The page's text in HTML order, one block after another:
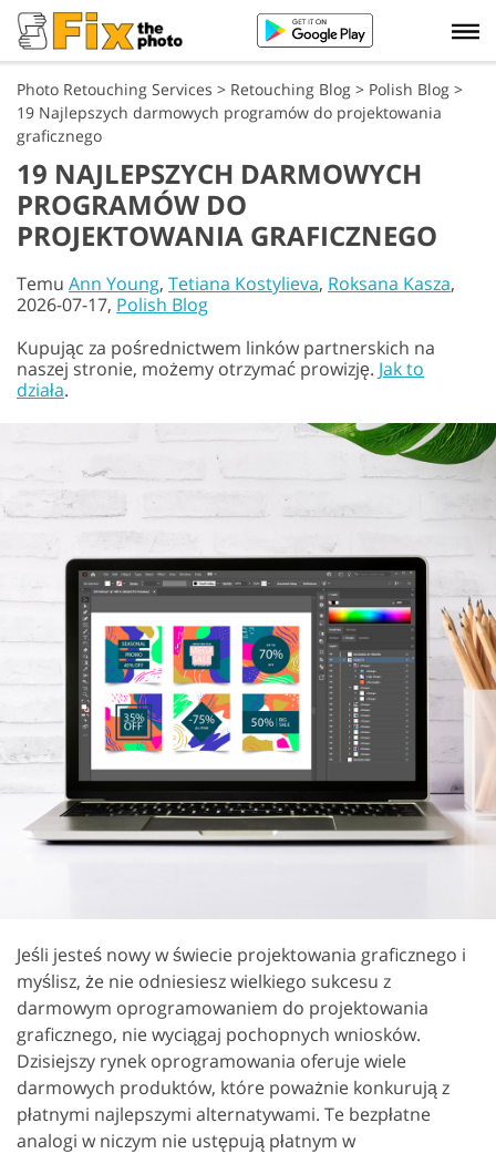
Photo Retouching Services > Retouching Blog > Polish Blog >
19 Najlepszych darmowych programów do projektowania
graficznego
19 NAJLEPSZYCH DARMOWYCH
PROGRAMÓW DO
PROJEKTOWANIA GRAFICZNEGO
Temu Ann Young, Tetiana Kostylieva, Roksana Kasza,
2026-07-17, Polish Blog
Kupując za pośrednictwem linków partnerskich na
naszej stronie, możemy otrzymać prowizję. Jak to
działa.
Jeśli jesteś nowy w świecie projektowania graficznego i
myślisz, że nie odniesiesz wielkiego sukcesu z
darmowym oprogramowaniem do projektowania
graficznego, nie wyciągaj pochopnych wniosków.
Dzisiejszy rynek oprogramowania oferuje wiele
darmowych produktów, które poważnie konkurują z
płatnymi najlepszymi alternatywami. Te bezpłatne
analogi w niczym nie ustępują płatnym w